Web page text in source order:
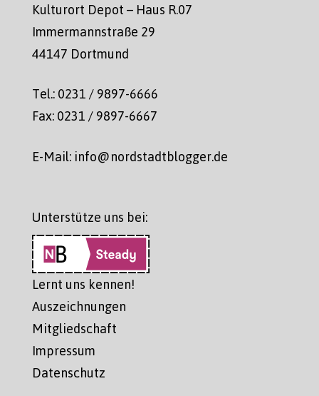
Kulturort Depot – Haus R.07
Immermannstraße 29
44147 Dortmund
Tel.: 0231 / 9897-6666
Fax: 0231 / 9897-6667
E-Mail: info@nordstadtblogger.de
Unterstütze uns bei:
Lernt uns kennen!
Auszeichnungen
Mitgliedschaft
Impressum
Datenschutz